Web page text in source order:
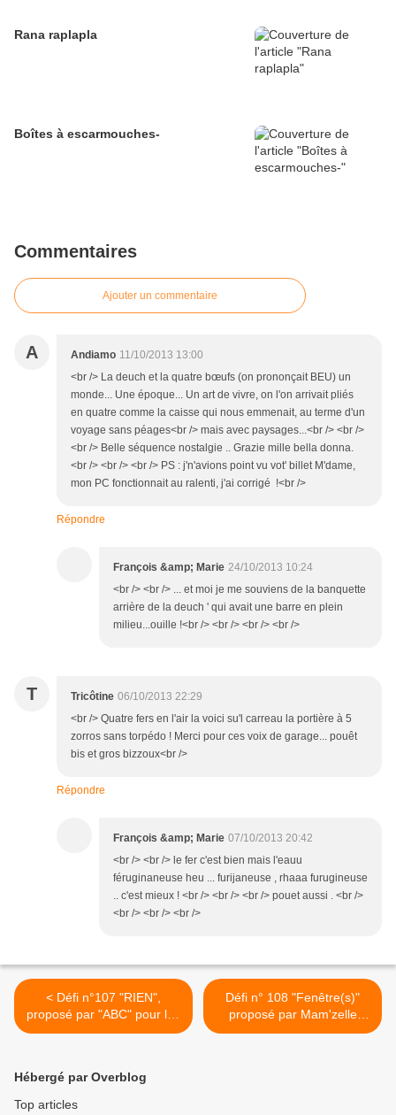
Rana raplapla
Boîtes à escarmouches-
Commentaires
Ajouter un commentaire
A Andiamo 11/10/2013 13:00
<br /> La deuch et la quatre bœufs (on prononçait BEU) un
monde... Une époque... Un art de vivre, on l'on arrivait pliés
en quatre comme la caisse qui nous emmenait, au terme d'un
voyage sans péages<br /> mais avec paysages...<br /> <br />
<br /> Belle séquence nostalgie .. Grazie mille bella donna.
<br /> <br /> <br /> PS : j'n'avions point vu vot' billet M'dame,
mon PC fonctionnait au ralenti, j'ai corrigé !<br />
Répondre
François &amp; Marie 24/10/2013 10:24
<br /> <br /> ... et moi je me souviens de la banquette
arrière de la deuch ' qui avait une barre en plein
milieu...ouille !<br /> <br /> <br /> <br />
T Tricôtine 06/10/2013 22:29
<br /> Quatre fers en l'air la voici su'l carreau la portière à 5
zorros sans torpédo ! Merci pour ces voix de garage... pouêt
bis et gros bizzoux<br />
Répondre
François &amp; Marie 07/10/2013 20:42
<br /> <br /> le fer c'est bien mais l'eauu
féruginaneuse heu ... furijaneuse , rhaaa furugineuse
.. c'est mieux ! <br /> <br /> <br /> pouet aussi . <br />
<br /> <br /> <br />
< Défi n°107 "RIEN",
proposé par "ABC" pour les
Croqueurs de mots.
Défi n° 108 "Fenêtre(s)"
proposé par Mam'zelle
Jeanne pour les Croqueurs
Hébergé par Overblog
Top articles